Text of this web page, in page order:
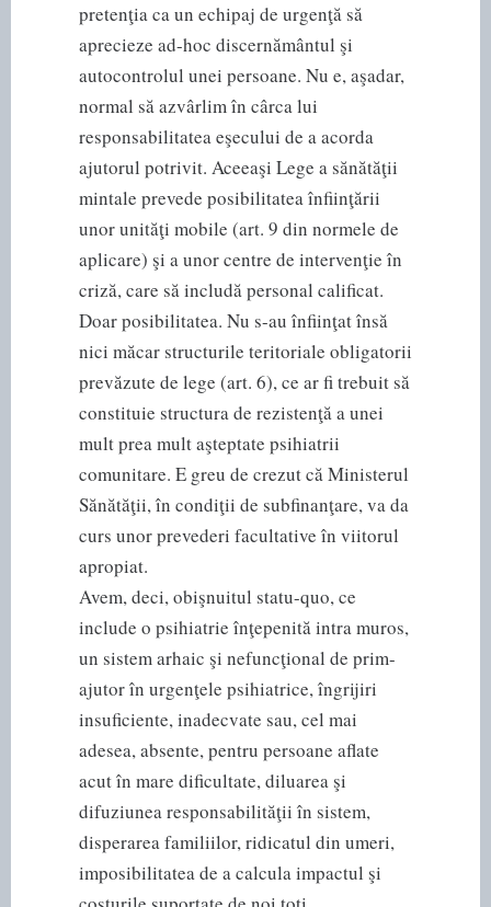
pretenţia ca un echipaj de urgenţă să
aprecieze ad-hoc discernământul şi
autocontrolul unei persoane. Nu e, aşadar,
normal să azvârlim în cârca lui
responsabilitatea eşecului de a acorda
ajutorul potrivit. Aceeaşi Lege a sănătăţii
mintale prevede posibilitatea înfiinţării
unor unităţi mobile (art. 9 din normele de
aplicare) şi a unor centre de intervenţie în
criză, care să includă personal calificat.
Doar posibilitatea. Nu s-au înfiinţat însă
nici măcar structurile teritoriale obligatorii
prevăzute de lege (art. 6), ce ar fi trebuit să
constituie structura de rezistenţă a unei
mult prea mult aşteptate psihiatrii
comunitare. E greu de crezut că Ministerul
Sănătăţii, în condiţii de subfinanţare, va da
curs unor prevederi facultative în viitorul
apropiat.
Avem, deci, obişnuitul statu-quo, ce
include o psihiatrie înţepenită intra muros,
un sistem arhaic şi nefuncţional de prim-
ajutor în urgenţele psihiatrice, îngrijiri
insuficiente, inadecvate sau, cel mai
adesea, absente, pentru persoane aflate
acut în mare dificultate, diluarea şi
difuziunea responsabilităţii în sistem,
disperarea familiilor, ridicatul din umeri,
imposibilitatea de a calcula impactul şi